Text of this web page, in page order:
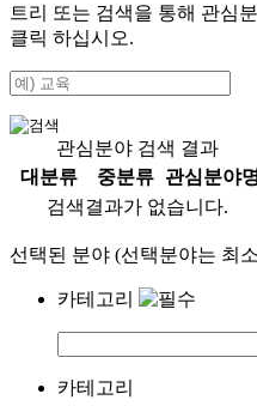
트리 또는 검색을 통해 관심
클릭 하십시오.
관심분야 검색 결과
대분류
중분류
관심분야
검색결과가 없습니다.
선택된 분야 (선택분야는 최
카테고리
카테고리